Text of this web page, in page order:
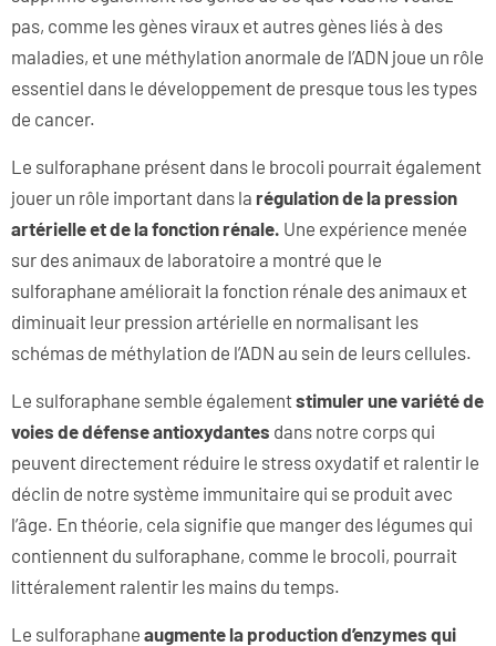
pas, comme les gènes viraux et autres gènes liés à des
maladies, et une méthylation anormale de l’ADN joue un rôle
essentiel dans le développement de presque tous les types
de cancer.
Le sulforaphane présent dans le brocoli pourrait également
jouer un rôle important dans la régulation de la pression
artérielle et de la fonction rénale. Une expérience menée
sur des animaux de laboratoire a montré que le
sulforaphane améliorait la fonction rénale des animaux et
diminuait leur pression artérielle en normalisant les
schémas de méthylation de l’ADN au sein de leurs cellules.
Le sulforaphane semble égalementstimuler une variété de
voies de défense antioxydantes dans notre corps qui
peuvent directement réduire le stress oxydatif et ralentir le
déclin de notre système immunitaire qui se produit avec
l’âge. En théorie, cela signifie que manger des légumes qui
contiennent du sulforaphane, comme le brocoli, pourrait
littéralement ralentir les mains du temps.
Le sulforaphane augmente la production d’enzymes qui